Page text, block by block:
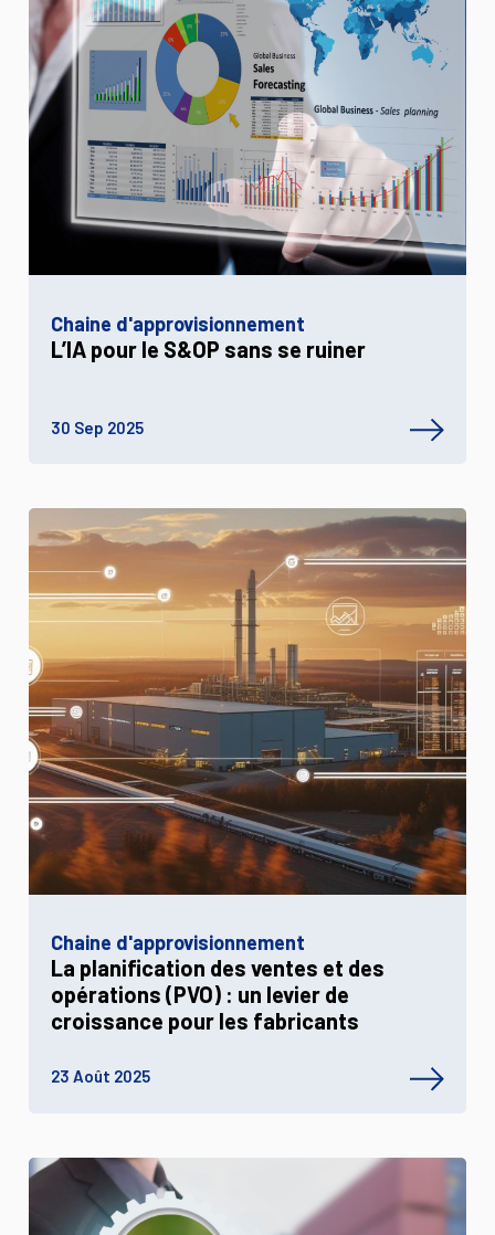
Chaine d'approvisionnement
L’IA pour le S&OP sans se ruiner
30 Sep 2025
Chaine d'approvisionnement
La planification des ventes et des
opérations (PVO) : un levier de
croissance pour les fabricants
23 Août 2025